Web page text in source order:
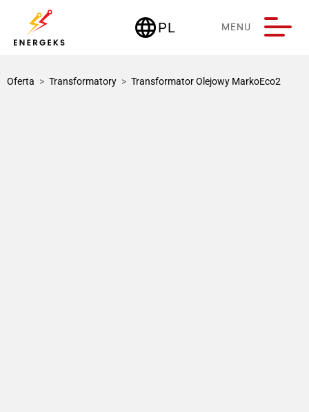
languagePL
Deutschland MENU
Oferta > Transformatory > Transformator Olejowy MarkoEco2